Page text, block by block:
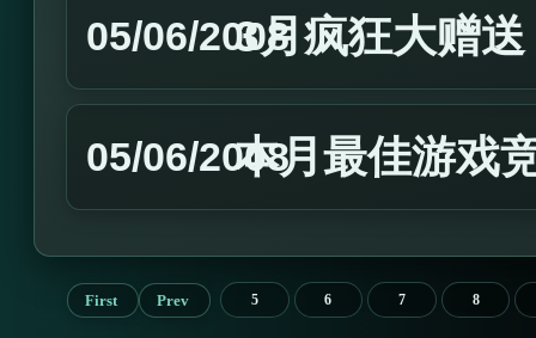
05/06/20083月疯狂大赠
05/06/2008本月最佳游戏
First Prev 5 6 7 8